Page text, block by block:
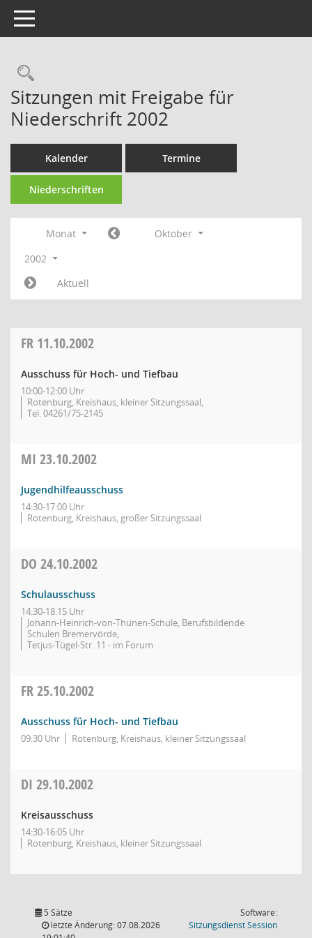
Toggle navigation
Rechercheauswahl
Sitzungen mit Freigabe für
Niederschrift 2002
Kalender Termine
Niederschriften
Monat
Oktober
2002
Aktuell
FR 11.10.2002
Ausschuss für Hoch- und Tiefbau
10:00-12:00 Uhr
Rotenburg, Kreishaus, kleiner Sitzungssaal,
Tel. 04261/75-2145
MI 23.10.2002
Jugendhilfeausschuss
14:30-17:00 Uhr
Rotenburg, Kreishaus, großer Sitzungssaal
DO 24.10.2002
Schulausschuss
14:30-18:15 Uhr
Johann-Heinrich-von-Thünen-Schule, Berufsbildende
Schulen Bremervörde,
Tetjus-Tügel-Str. 11 - im Forum
FR25.10.2002
Ausschuss für Hoch- und Tiefbau
09:30 Uhr Rotenburg, Kreishaus, kleiner Sitzungssaal
DI 29.10.2002
Kreisausschuss
14:30-16:05 Uhr
Rotenburg, Kreishaus, kleiner Sitzungssaal
5 Sätze
letzte Änderung: 07.08.2026
Software:
SitzungsdienstSession(Wird in